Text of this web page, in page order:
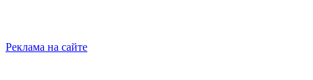
Реклама на сайте